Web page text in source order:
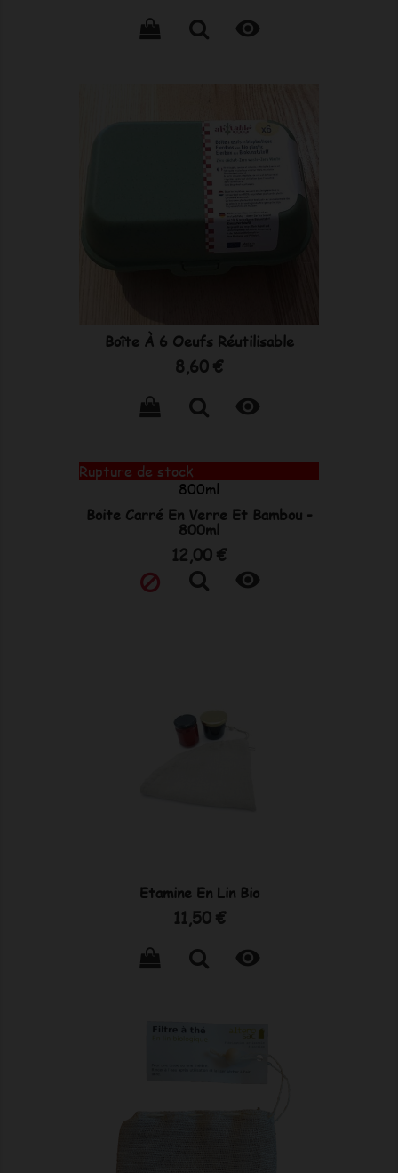

Boîte À 6 Oeufs Réutilisable
Prix
8,60 €

Rupture de stock
Boite Carré En Verre Et Bambou -
800ml
Prix
12,00 €

Etamine En Lin Bio
Prix
11,50 €
